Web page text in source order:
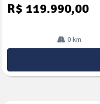
R$ 119.990,00
0 km